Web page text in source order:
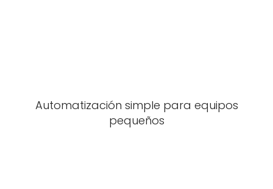
Automatización simple para equipos
pequeños